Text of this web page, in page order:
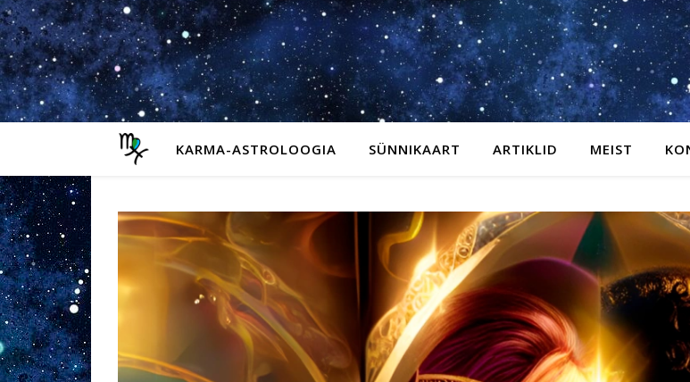
KARMA-ASTROLOOGIA SÜNNIKAART ARTIKLID MEIST